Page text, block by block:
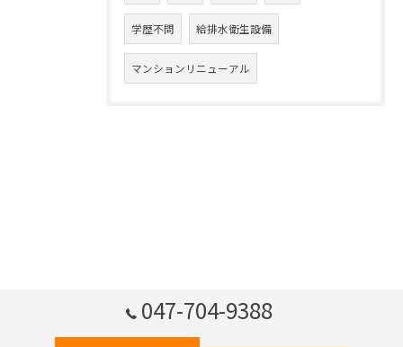
学歴不問 給排水衛生設備
マンションリニューアル
047-704-9388